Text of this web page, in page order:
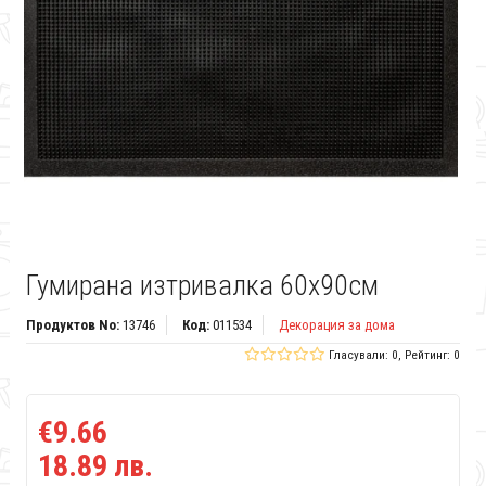
Гумирана изтривалка 60x90см
Продуктов No:13746 Код:011534 Декорация за дома
Гласували: 0, Рейтинг: 0
€9.66
18.89 лв.